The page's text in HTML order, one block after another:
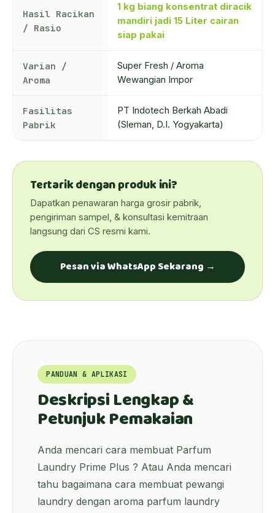
Hasil Racikan
/ Rasio
1 kg biang konsentrat diracik
mandiri jadi 15 Liter cairan
siap pakai
Varian /
Aroma
Super Fresh / Aroma
Wewangian Impor
Fasilitas
Pabrik
PT Indotech Berkah Abadi
(Sleman, D.I. Yogyakarta)
Tertarik dengan produk ini?
Dapatkan penawaran harga grosir pabrik,
pengiriman sampel, & konsultasi kemitraan
langsung dari CS resmi kami.
Pesan via WhatsApp Sekarang →
PANDUAN & APLIKASI
Deskripsi Lengkap &
Petunjuk Pemakaian
Anda mencari cara membuat Parfum
Laundry Prime Plus ? Atau Anda mencari
tahu bagaimana cara membuat pewangi
laundry dengan aroma parfum laundry